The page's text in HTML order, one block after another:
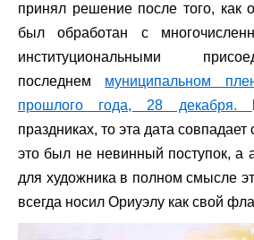
принял решение после того, как
был обработан с
институциональными
последнем муниципальном
прошлого года, 28 декабря.
праздниках, то эта дата
это был не невинный поступок, а
для художника в полном смысле
всегда носил Ориуэлу как свой